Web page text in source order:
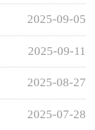
2025-09-05
2025-09-11
2025-08-27
2025-07-28